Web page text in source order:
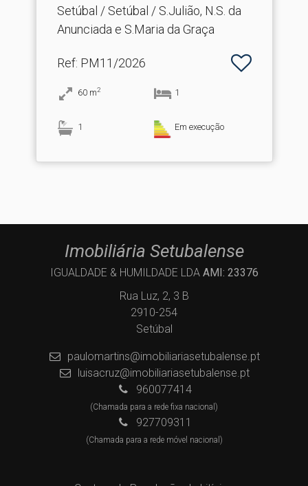
Setúbal / Setúbal / S.Julião, N.S. da
Anunciada e S.Maria da Graça
Ref: PM11/2026
60 m2 1
1 Em execução
Imobiliária Setubalense
IGUALDADE & HUMILDADE LDA AMI: 23376
Rua Luz, 2, 3 B
2910-254
Setúbal
paulomartins@imobiliariasetubalense.pt
luisacruz@imobiliariasetubalense.pt
960077414
(Chamada para a rede fixa nacional)
927709311
(Chamada para a rede móvel nacional)